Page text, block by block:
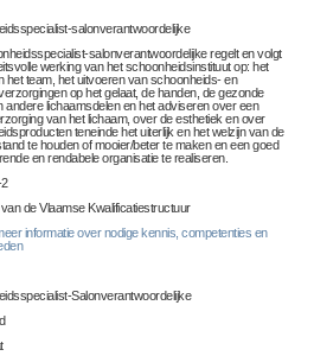
salonverantwoordelijke
salonverantwoordelijke regelt en volgt
werking van het schoonheidsinstituut op: het
het team, het uitvoeren van schoonheids- en
op het gelaat, de handen, de gezonde
andere lichaamsdelen en het adviseren over een
van het lichaam, over de esthetiek en over
teneinde het uiterlijk en het welzijn van de
te houden of mooier/beter te maken en een goed
en rendabele organisatie te realiseren.
de Vlaamse Kwalificatiestructuur
informatie over nodige kennis, competenties en
Salonverantwoordelijke